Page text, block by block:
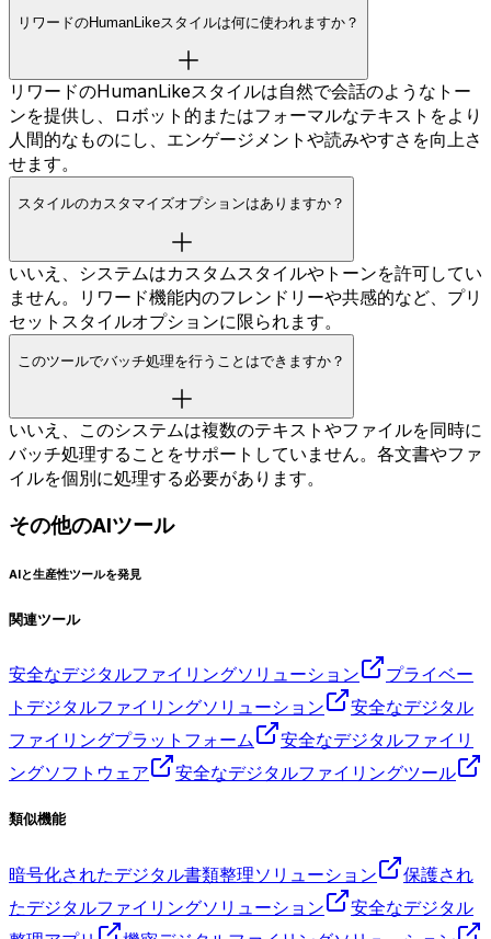
リワードのHumanLikeスタイルは何に使われますか？
リワードのHumanLikeスタイルは自然で会話のようなトー
ンを提供し、ロボット的またはフォーマルなテキストをより
人間的なものにし、エンゲージメントや読みやすさを向上さ
せます。
スタイルのカスタマイズオプションはありますか？
いいえ、システムはカスタムスタイルやトーンを許可してい
ません。リワード機能内のフレンドリーや共感的など、プリ
セットスタイルオプションに限られます。
このツールでバッチ処理を行うことはできますか？
いいえ、このシステムは複数のテキストやファイルを同時に
バッチ処理することをサポートしていません。各文書やファ
イルを個別に処理する必要があります。
その他のAIツール
AIと生産性ツールを発見
関連ツール
安全なデジタルファイリングソリューション
プライベー
トデジタルファイリングソリューション
安全なデジタル
ファイリングプラットフォーム
安全なデジタルファイリ
ングソフトウェア
安全なデジタルファイリングツール
類似機能
暗号化されたデジタル書類整理ソリューション
保護され
たデジタルファイリングソリューション
安全なデジタル